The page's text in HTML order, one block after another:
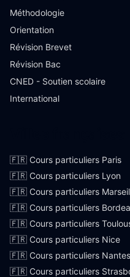
Méthodologie
Orientation
Révision Brevet
Révision Bac
CNED - Soutien scolaire
International
🇫🇷 Cours particuliers Paris
🇫🇷 Cours particuliers Lyon
🇫🇷 Cours particuliers
🇫🇷 Cours particuliers
🇫🇷 Cours particuliers
🇫🇷 Cours particuliers Nice
🇫🇷 Cours particuliers Nantes
🇫🇷 Cours particuliers